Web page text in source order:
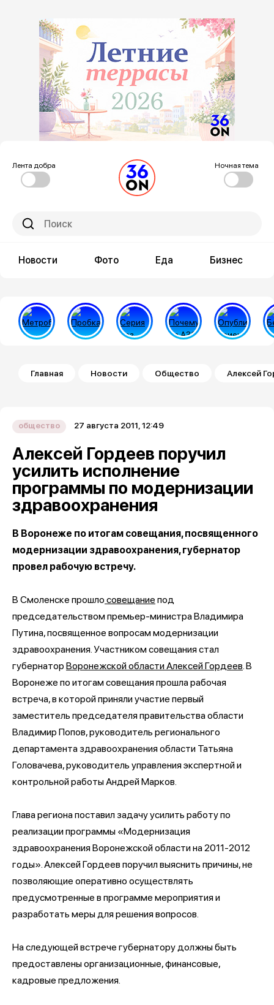
Лента добра Ночная тема
Новости Фото Еда Бизнес
Строка навигации
Главная Новости Общество Алексей
общество 27 августа 2011, 12:49
Алексей Гордеев поручил
усилить исполнение
программы по модернизации
здравоохранения
В Воронеже по итогам совещания, посвященного
модернизации здравоохранения, губернатор
провел рабочую встречу.
В Смоленске прошло совещание под
председательством премьер-министра Владимира
Путина, посвященное вопросам модернизации
здравоохранения. Участником совещания стал
губернатор Воронежской областиАлексей Гордеев . В
Воронеже по итогам совещания прошла рабочая
встреча, в которой приняли участие первый
заместитель председателя правительства области
Владимир Попов, руководитель регионального
департамента здравоохранения области Татьяна
Головачева, руководитель управления экспертной и
контрольной работы Андрей Марков.
Глава региона поставил задачу усилить работу по
реализации программы «Модернизация
здравоохранения Воронежской области на 2011-2012
годы». Алексей Гордеев поручил выяснить причины, не
позволяющие оперативно осуществлять
предусмотренные в программе мероприятия и
разработать меры для решения вопросов.
На следующей встрече губернатору должны быть
предоставлены организационные, финансовые,
кадровые предложения.